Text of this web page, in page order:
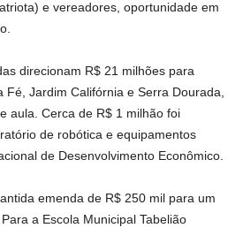
e vereadores, oportunidade em
direcionam R$ 21 milhões para
Fé, Jardim Califórnia e Serra Dourada,
aula. Cerca de R$ 1 milhão foi
de robótica e equipamentos
de Desenvolvimento Econômico.
emenda de R$ 250 mil para um
a Escola Municipal Tabelião